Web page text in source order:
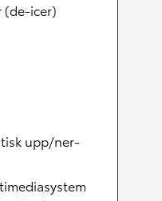
(de-icer)
upp/ner-